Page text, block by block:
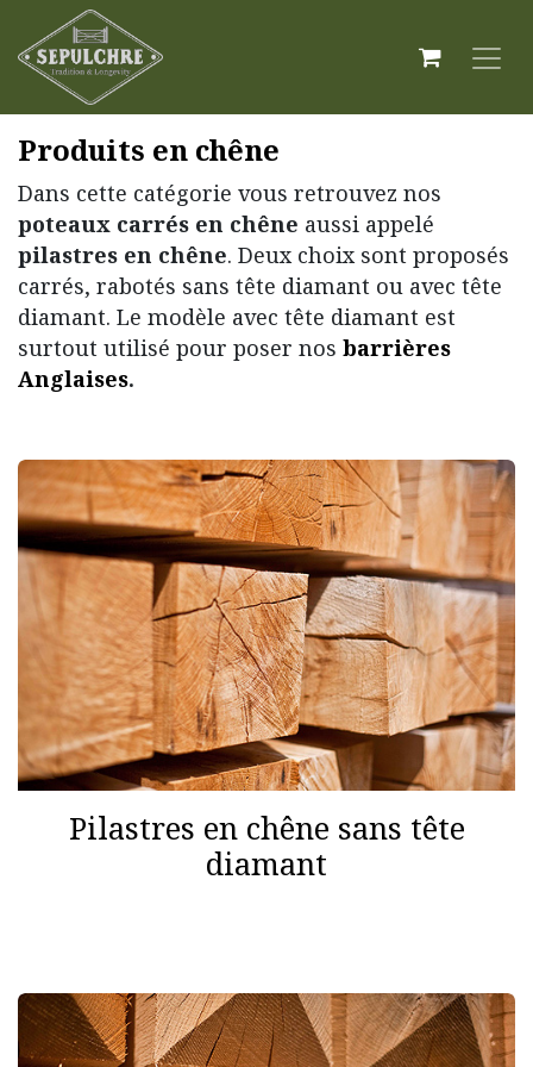
Produits en chêne
Dans cette catégorie vous retrouvez nos
poteaux carrés en chêne aussi appelé
pilastres en chêne. Deux choix sont proposés
carrés, rabotés sans tête diamant ou avec tête
diamant. Le modèle avec tête diamant est
surtout utilisé pour poser nos barrières
Anglaises.
Pilastres en chêne sans tête
diamant